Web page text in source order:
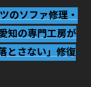
のソファ修理・
知の専門工房が
とさない」修復